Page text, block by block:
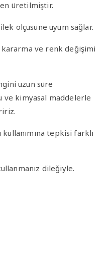
üretilmiştir.
ölçüsüne uyum sağlar.
ve renk değişimi
uzun süre
ve kimyasal maddelerle
kullanımına tepkisi farklı
dileğiyle.